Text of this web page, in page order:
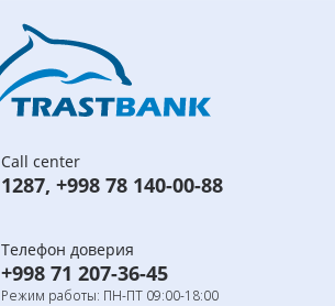
Call center
1287, +998 78 140-00-88
Телефон доверия
+998 71 207-36-45
Режим работы: ПН-ПТ 09:00-18:00